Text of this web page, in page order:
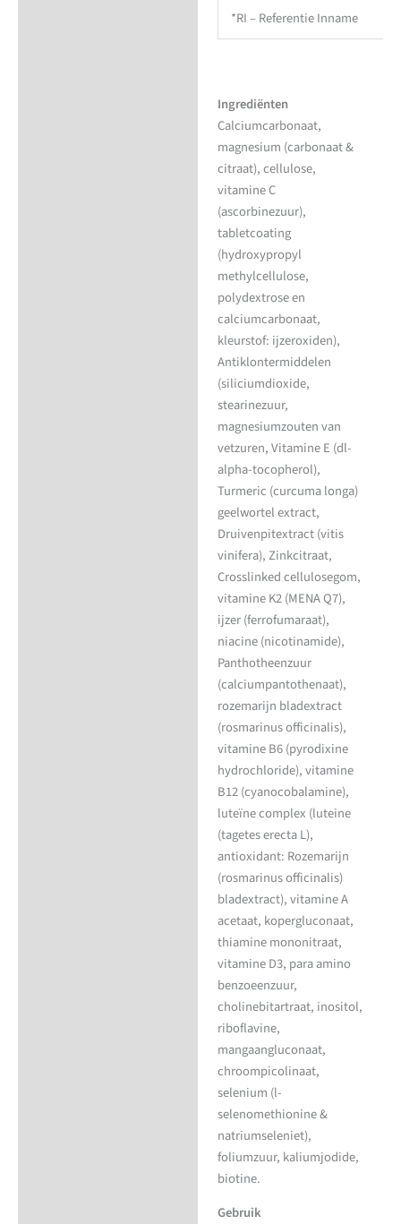
*RI – Referentie Inname
Ingrediënten
Calciumcarbonaat,
magnesium (carbonaat &
citraat), cellulose,
vitamine C
(ascorbinezuur),
tabletcoating
(hydroxypropyl
methylcellulose,
polydextrose en
calciumcarbonaat,
kleurstof: ijzeroxiden),
Antiklontermiddelen
(siliciumdioxide,
stearinezuur,
magnesiumzouten van
vetzuren, Vitamine E (dl-
alpha-tocopherol),
Turmeric (curcuma longa)
geelwortel extract,
Druivenpitextract (vitis
vinifera), Zinkcitraat,
Crosslinked cellulosegom,
vitamine K2 (MENA Q7),
ijzer (ferrofumaraat),
niacine (nicotinamide),
Panthotheenzuur
(calciumpantothenaat),
rozemarijn bladextract
(rosmarinus officinalis),
vitamine B6 (pyrodixine
hydrochloride), vitamine
B12 (cyanocobalamine),
luteïne complex (luteine
(tagetes erecta L),
antioxidant: Rozemarijn
(rosmarinus officinalis)
bladextract), vitamine A
acetaat, kopergluconaat,
thiamine mononitraat,
vitamine D3, para amino
benzoeenzuur,
cholinebitartraat, inositol,
riboflavine,
mangaangluconaat,
chroompicolinaat,
selenium (l-
selenomethionine &
natriumseleniet),
foliumzuur, kaliumjodide,
biotine.
Gebruik